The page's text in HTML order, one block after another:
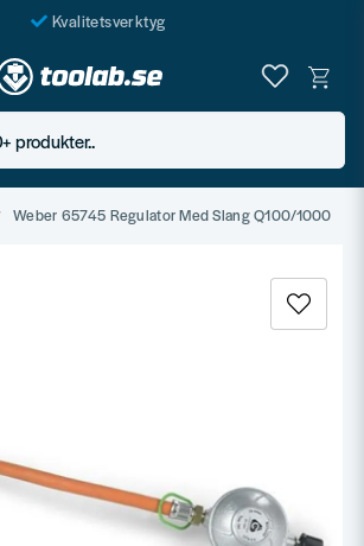
Kvalitetsverktyg
Fraktfritt över 999 SEK*
En järnhandel för alla
Butik i Göteborg
Weber 65745 Regulator Med Slang Q100/1000